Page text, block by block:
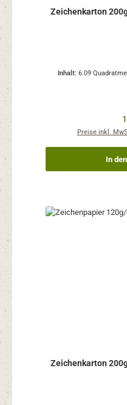
Zeichenkarton
Inhalt: 6.09
Preise inkl.
In
Zeichenkarton